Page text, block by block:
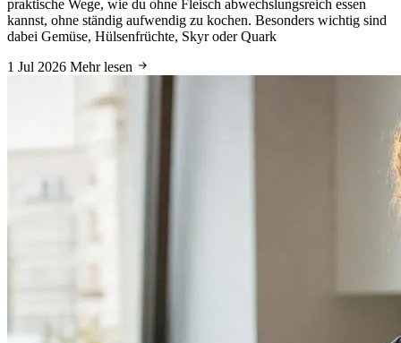
praktische Wege, wie du ohne Fleisch abwechslungsreich essen
kannst, ohne ständig aufwendig zu kochen. Besonders wichtig sind
dabei Gemüse, Hülsenfrüchte, Skyr oder Quark
1 Jul 2026 Mehr lesen